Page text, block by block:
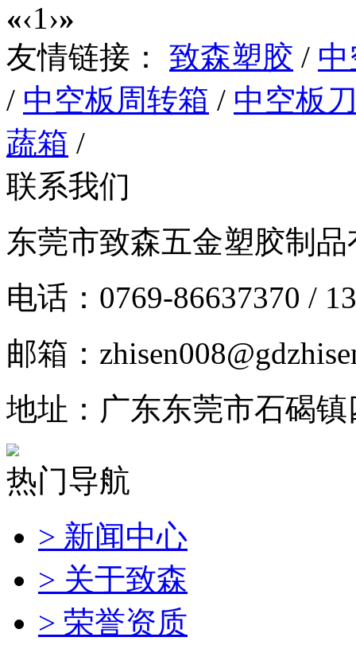
«‹1 ›»
友情链接：
致森塑胶 /
/ 中空板周转箱 / 中空板
蔬箱 /
联系我们
东莞市致森五金塑胶制
电话：0769-86637370 /
邮箱：
地址：广东东莞市石碣
热门导航
> 新闻中心
> 关于致森
> 荣誉资质